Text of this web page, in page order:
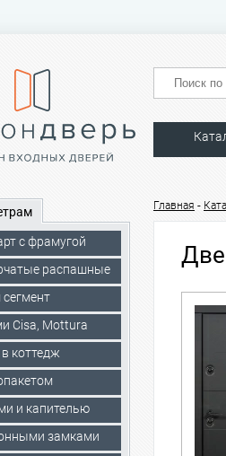
с фрамугой
распашные
Cisa, Mottura
коттедж
и капителью
замками
Главная -